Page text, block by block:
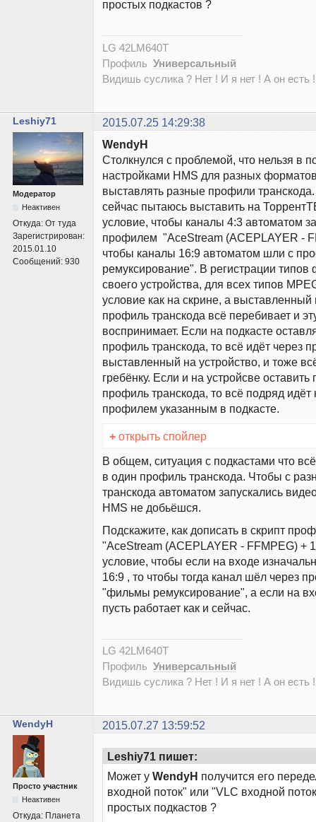
простых подкастов ?
LG 42LM640T
Профиль Универсальный
Видишь суслика ? Нет ! И я нет ! А он есть
Leshiy71 2015.07.25 14:29:38
Модератор
Неактивен
Откуда: От туда
Зарегистрирован:
2015.01.10
Сообщений: 930
WendyH
Столкнулся с проблемой, что нельзя в
настройками HMS для разных
выставлять разные профили
сейчас пытаюсь выставить на
условие, чтобы каналы 4:3 автоматом
профилем "AceStream (ACEPLAYER -
чтобы каналы 16:9 автоматом шли с
ремуксирование". В регистрации типов
своего устройства, для всех типов
условие как на скрине, а выставленный
профиль транскода всё перебивает и
воспринимает. Если на подкасте
профиль транскода, то всё идёт через
выставленный на устройство, и тоже
гребёнку. Если и на устройсве оставить
профиль транскода, то всё подряд идёт
профилем указанным в подкасте.
+ открыть спойлер
В общем, ситуация с подкастами что
в один профиль транскода. Чтобы с
транскода автоматом запускались
HMS не добьёшся.
Подскажите, как дописать в скрипт
"AceStream (ACEPLAYER - FFMPEG) +
условие, чтобы если на входе
16:9 , то чтобы тогда канал шёл через
"фильмы ремуксирование", а если на
пусть работает как и сейчас.
LG 42LM640T
Профиль Универсальный
Видишь суслика ? Нет ! И я нет ! А он есть
WendyH 2015.07.27 13:59:52
Просто участник
Неактивен
Откуда: Планета
Leshiy71 пишет:
Может у WendyH получится его
входной поток" или "VLC входной
простых подкастов ?